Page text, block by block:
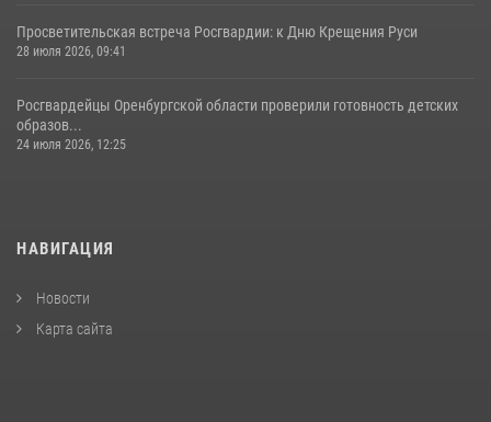
Просветительская встреча Росгвардии: к Дню Крещения Руси
28 июля 2026, 09:41
Росгвардейцы Оренбургской области проверили готовность детских
образов...
24 июля 2026, 12:25
НАВИГАЦИЯ
Новости
Карта сайта